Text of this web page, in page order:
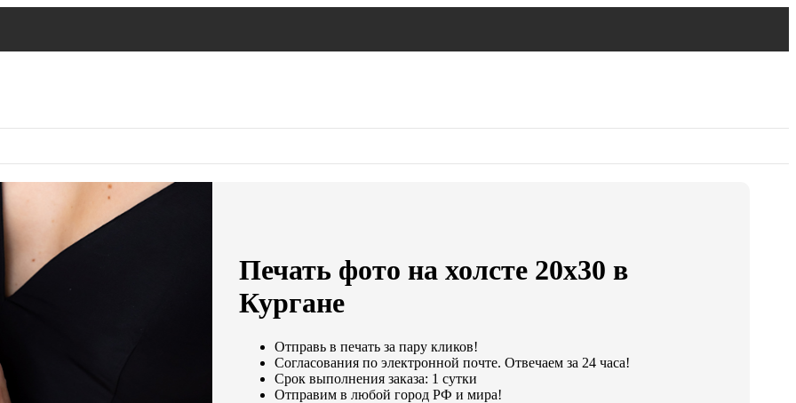
Печать фото на холсте 20х30 в
Кургане
Отправь в печать за пару кликов!
Согласования по электронной почте. Отвечаем за 24 часа!
Срок выполнения заказа: 1 сутки
Отправим в любой город РФ и мира!